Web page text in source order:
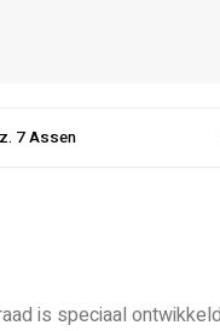
7 Assen
is speciaal